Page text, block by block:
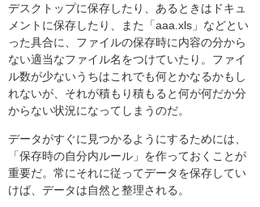
デスクトップに保存したり、あるときはドキュ
メントに保存したり、また「aaa.xls」などとい
った具合に、ファイルの保存時に内容の分から
ない適当なファイル名をつけていたり。ファイ
ル数が少ないうちはこれでも何とかなるかもし
れないが、それが積もり積もると何が何だか分
からない状況になってしまうのだ。
データがすぐに見つかるようにするためには、
「保存時の自分内ルール」を作っておくことが
重要だ。常にそれに従ってデータを保存してい
けば、データは自然と整理される。